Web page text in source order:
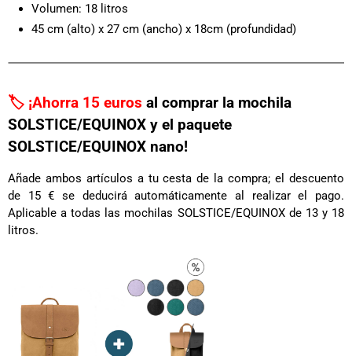
Volumen: 18 litros
45 cm (alto) x 27 cm (ancho) x 18cm (profundidad)
🏷️ ¡Ahorra 15 euros al comprar la mochila
SOLSTICE/EQUINOX y el paquete
SOLSTICE/EQUINOX nano!
Añade ambos artículos a tu cesta de la compra; el descuento
de 15 € se deducirá automáticamente al realizar el pago.
Aplicable a todas las mochilas SOLSTICE/EQUINOX de 13 y 18
litros.